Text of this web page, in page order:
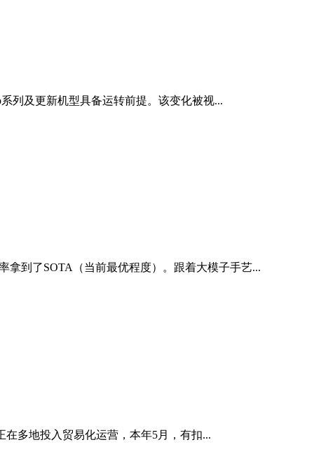
列及更新机型具备运转前提。该变化被视...
拿到了SOTA（当前最优程度）。跟着大模子手艺...
多地投入贸易化运营，本年5月，有扣...